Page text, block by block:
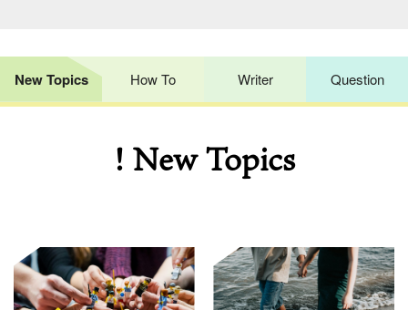
New Topics How To Writer Question
! New Topics